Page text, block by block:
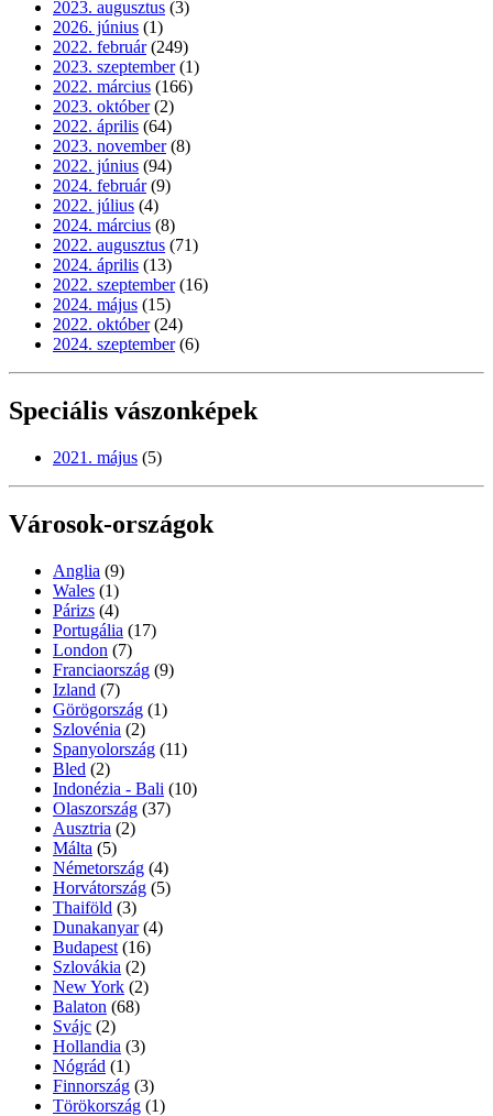
2023. augusztus (3)
2026. június (1)
2022. február (249)
2023. szeptember (1)
2022. március (166)
2023. október (2)
2022. április (64)
2023. november (8)
2022. június (94)
2024. február (9)
2022. július (4)
2024. március (8)
2022. augusztus (71)
2024. április (13)
2022. szeptember (16)
2024. május (15)
2022. október (24)
2024. szeptember (6)
Speciális vászonképek
2021. május (5)
Városok-országok
Anglia (9)
Wales (1)
Párizs (4)
Portugália (17)
London (7)
Franciaország (9)
Izland (7)
Görögország (1)
Szlovénia (2)
Spanyolország (11)
Bled (2)
Indonézia - Bali (10)
Olaszország (37)
Ausztria (2)
Málta (5)
Németország (4)
Horvátország (5)
Thaiföld (3)
Dunakanyar (4)
Budapest (16)
Szlovákia (2)
New York (2)
Balaton (68)
Svájc (2)
Hollandia (3)
Nógrád (1)
Finnország (3)
Törökország (1)